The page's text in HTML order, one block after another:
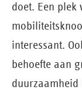
doet. Een
interessant.
behoefte aan